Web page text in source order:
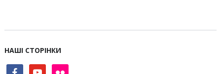
НАШІ СТОРІНКИ
facebookyoutube flickr